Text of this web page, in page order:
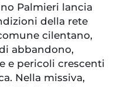
Palmieri lancia
della rete
cilentano,
abbandono,
e pericoli crescenti
Nella missiva,